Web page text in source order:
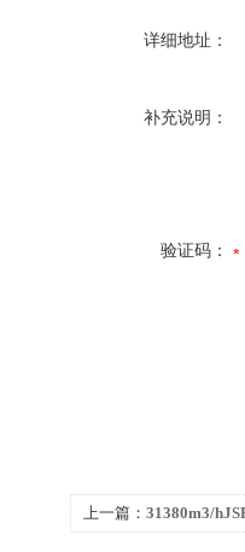
详细地址：
补充说明：
验证码：
上一篇： 31380m3/